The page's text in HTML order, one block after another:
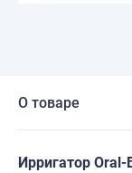
О товаре
Ирригатор